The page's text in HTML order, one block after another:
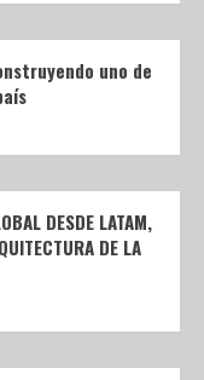
uno de
DESDE LATAM,
DE LA